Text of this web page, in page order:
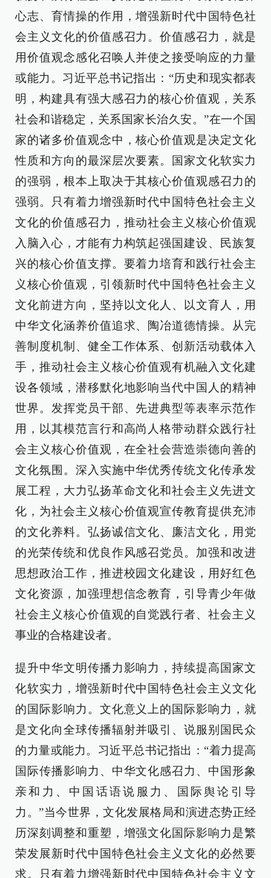
心志、育情操的作用，增强新时代中国特色社
会主义文化的价值感召力。价值感召力，就是
用价值观念感化召唤人并使之接受响应的力量
或能力。习近平总书记指出：“历史和现实都表
明，构建具有强大感召力的核心价值观，关系
社会和谐稳定，关系国家长治久安。”在一个国
家的诸多价值观念中，核心价值观是决定文化
性质和方向的最深层次要素。国家文化软实力
的强弱，根本上取决于其核心价值观感召力的
强弱。只有着力增强新时代中国特色社会主义
文化的价值感召力，推动社会主义核心价值观
入脑入心，才能有力构筑起强国建设、民族复
兴的核心价值支撑。要着力培育和践行社会主
义核心价值观，引领新时代中国特色社会主义
文化前进方向，坚持以文化人、以文育人，用
中华文化涵养价值追求、陶冶道德情操。从完
善制度机制、健全工作体系、创新活动载体入
手，推动社会主义核心价值观有机融入文化建
设各领域，潜移默化地影响当代中国人的精神
世界。发挥党员干部、先进典型等表率示范作
用，以其模范言行和高尚人格带动群众践行社
会主义核心价值观，在全社会营造崇德向善的
文化氛围。深入实施中华优秀传统文化传承发
展工程，大力弘扬革命文化和社会主义先进文
化，为社会主义核心价值观宣传教育提供充沛
的文化养料。弘扬诚信文化、廉洁文化，用党
的光荣传统和优良作风感召党员。加强和改进
思想政治工作，推进校园文化建设，用好红色
文化资源，加强理想信念教育，引导青少年做
社会主义核心价值观的自觉践行者、社会主义
事业的合格建设者。
提升中华文明传播力影响力，持续提高国家文
化软实力，增强新时代中国特色社会主义文化
的国际影响力。文化意义上的国际影响力，就
是文化向全球传播辐射并吸引、说服别国民众
的力量或能力。习近平总书记指出：“着力提高
国际传播影响力、中华文化感召力、中国形象
亲和力、中国话语说服力、国际舆论引导
力。”当今世界，文化发展格局和演进态势正经
历深刻调整和重塑，增强文化国际影响力是繁
荣发展新时代中国特色社会主义文化的必然要
求。只有着力增强新时代中国特色社会主义文